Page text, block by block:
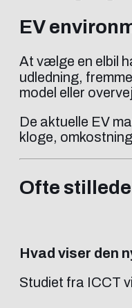
EV
At vælge en elbil
udledning,
model eller
De aktuelle EV
kloge,
Ofte
Hvad viser den
Studiet fra ICCT